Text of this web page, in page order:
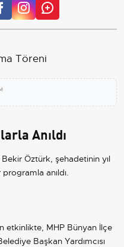
Anıldı
Öztürk, şehadetinin yıl
anıldı.
etkinlikte, MHP Bünyan İlçe
Başkan Yardımcısı